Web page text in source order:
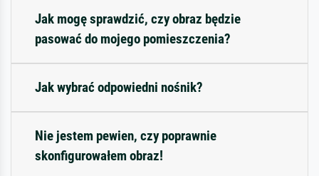
Jak mogę sprawdzić, czy obraz będzie
pasować do mojego pomieszczenia?
Jak wybrać odpowiedni nośnik?
Nie jestem pewien, czy poprawnie
skonfigurowałem obraz!